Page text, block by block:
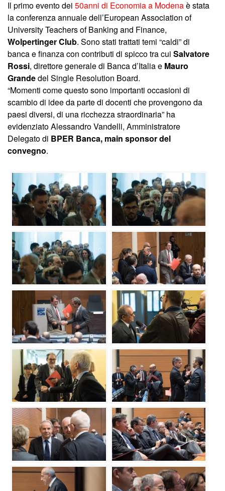
Il primo evento dei 50anni di Economia a Modenaè stata
la conferenza annuale dell’European Association of
University Teachers of Banking and Finance,
Wolpertinger Club. Sono stati trattati temi “caldi” di
banca e finanza con contributi di spicco tra cui Salvatore
Rossi, direttore generale di Banca d’Italia e Mauro
Grandedel Single Resolution Board.
“Momenti come questo sono importanti occasioni di
scambio di idee da parte di docenti che provengono da
paesi diversi, di una ricchezza straordinaria” ha
evidenziato Alessandro Vandelli, Amministratore
Delegato di BPER Banca, main sponsor del
convegno.